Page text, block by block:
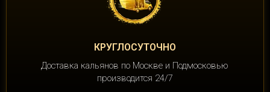
КРУГЛОСУТОЧНО
Доставка кальянов по Москве и Подмосковью
производится 24/7